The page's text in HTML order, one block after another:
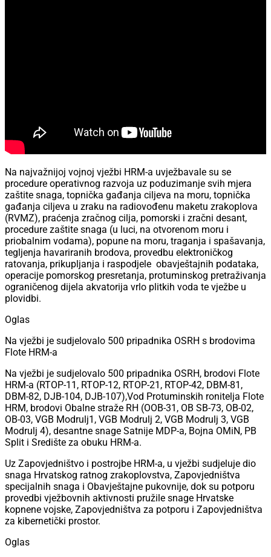
Na najvažnijoj vojnoj vježbi HRM-a uvježbavale su se
procedure operativnog razvoja uz poduzimanje svih mjera
zaštite snaga, topnička gađanja ciljeva na moru, topnička
gađanja ciljeva u zraku na radiovođenu maketu zrakoplova
(RVMZ), praćenja zračnog cilja, pomorski i zračni desant,
procedure zaštite snaga (u luci, na otvorenom moru i
priobalnim vodama), popune na moru, traganja i spašavanja,
tegljenja havariranih brodova, provedbu elektroničkog
ratovanja, prikupljanja i raspodjele obavještajnih podataka,
operacije pomorskog presretanja, protuminskog pretraživanja
ograničenog dijela akvatorija vrlo plitkih voda te vježbe u
plovidbi.
Oglas
Na vježbi je sudjelovalo 500 pripadnika OSRH s brodovima
Flote HRM-a
Na vježbi je sudjelovalo 500 pripadnika OSRH, brodovi Flote
HRM-a (RTOP-11, RTOP-12, RTOP-21, RTOP-42, DBM-81,
DBM-82, DJB-104, DJB-107),Vod Protuminskih ronitelja Flote
HRM, brodovi Obalne straže RH (OOB-31, OB SB-73, OB-02,
OB-03, VGB Modrulj1, VGB Modrulj 2, VGB Modrulj 3, VGB
Modrulj 4), desantne snage Satnije MDP-a, Bojna OMiN, PB
Split i Središte za obuku HRM-a.
Uz Zapovjedništvo i postrojbe HRM-a, u vježbi sudjeluje dio
snaga Hrvatskog ratnog zrakoplovstva, Zapovjedništva
specijalnih snaga i Obavještajne pukovnije, dok su potporu
provedbi vježbovnih aktivnosti pružile snage Hrvatske
kopnene vojske, Zapovjedništva za potporu i Zapovjedništva
za kibernetički prostor.
Oglas